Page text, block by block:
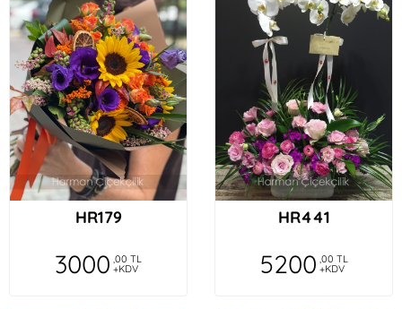
HR179
3000 ,00 TL
+KDV
HR441
5200 ,00 TL
+KDV